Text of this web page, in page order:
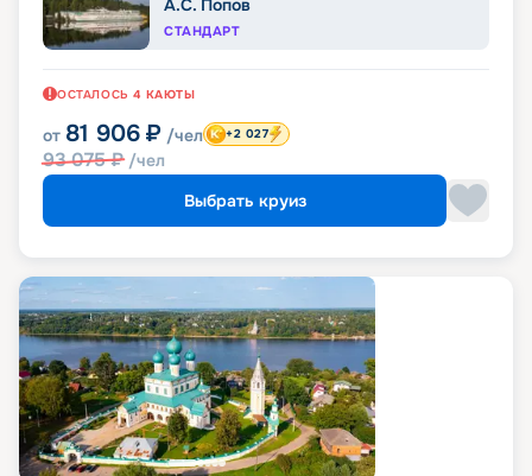
А.С. Попов
СТАНДАРТ
ОСТАЛОСЬ 4 КАЮТЫ
от 81 906 ₽ /чел
93 075₽ /чел
+2 027
Выбрать круиз